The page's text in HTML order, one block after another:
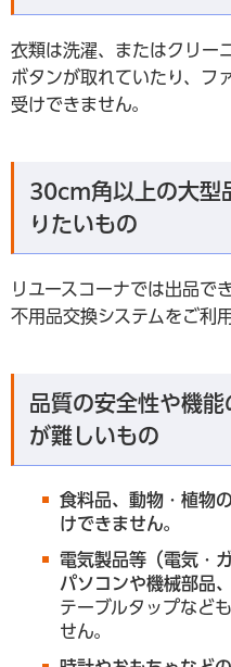
衣類は洗濯、またはクリー
ボタンが取れていたり、フ
受けできません。
30cm角以上の大型
りたいもの
リユースコーナでは出品で
不用品交換システムをご利
品質の安全性や機
が難しいもの
食料品、動物・植物
けできません。
電気製品等（電気・
パソコンや機械部品
テーブルタップなど
せん。